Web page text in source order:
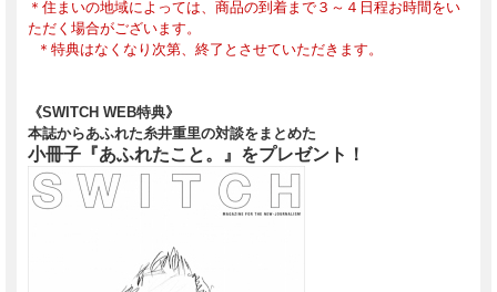
＊住まいの地域によっては、商品の到着まで３～４日程お時間をい
ただく場合がございます。
＊特典はなくなり次第、終了とさせていただきます。
《SWITCH WEB特典》
本誌からあふれた糸井重里の対談をまとめた
小冊子『あふれたこと。』をプレゼント！